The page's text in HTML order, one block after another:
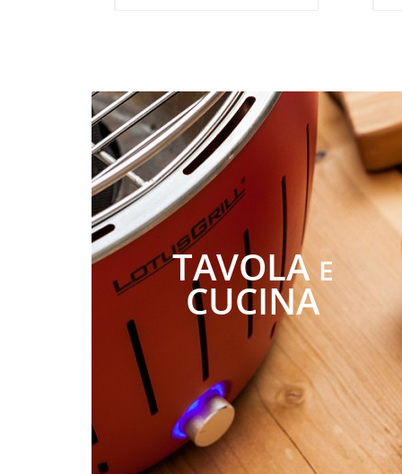
TAVOLA E
CUCINA